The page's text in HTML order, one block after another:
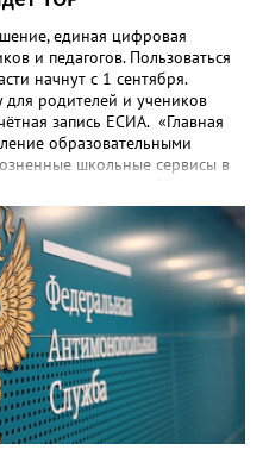
единая цифровая
и педагогов. Пользоваться
начнут с 1 сентября.
родителей и учеников
запись ЕСИА. «Главная
образовательными
школьные сервисы в
- Платформа ТОР
сервисы в единую
Предполагается, что
для пользователей».
домашние задания,
экосистемы
сохранятся, они будут
в ведомстве. Причём в
вообще незаметным.